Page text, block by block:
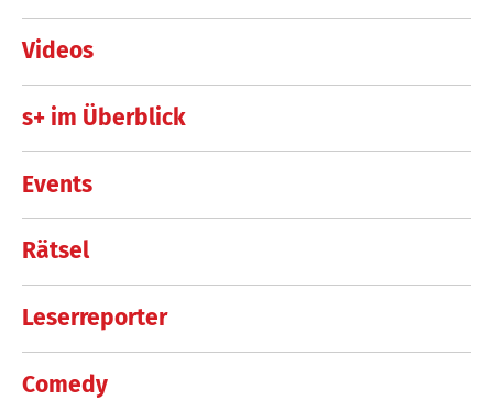
Videos
s+ im Überblick
Events
Rätsel
Leserreporter
Comedy